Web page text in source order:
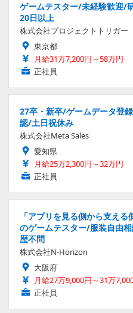
ゲームテスター/未経験歓迎/
20日以上
株式会社プロジェクトトリガー
東京都
月給31万7,200円～58万円
正社員
27卒・新卒/ゲームデータ登
認/土日祝休み
株式会社Meta Sales
愛知県
月給25万2,300円～32万円
正社員
「アプリを見る側から支え
のゲームテスター/服装自由
歴不問
株式会社N-Horizon
大阪府
月給27万9,000円～31万
正社員